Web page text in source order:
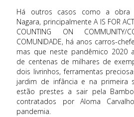
Há outros casos como a obra
Nagara, principalmente A IS FOR
COUNTING ON
COMUNIDADE, há anos carros-
mas que neste pandêmico 2020
de centenas de milhares de
dois livrinhos, ferramentas
jardim de infância e na primeira
estão prestes a sair pela
contratados por Aloma
pandemia.